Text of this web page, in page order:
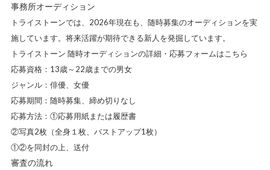
事務所オーディション
トライストーンでは、2026年現在も、随時募集のオーディションを実
施しています。将来活躍が期待できる新人を発掘しています。
トライストーン 随時オーディションの詳細・応募フォームはこちら
応募資格：13歳～22歳までの男女
ジャンル：俳優、女優
応募期間：随時募集、締め切りなし
応募方法：①応募用紙または履歴書
②写真2枚（全身１枚、バストアップ1枚）
①②を同封の上、送付
審査の流れ